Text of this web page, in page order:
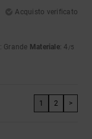
Acquisto verificato
: Grande Materiale: 4 /5
1 2 >